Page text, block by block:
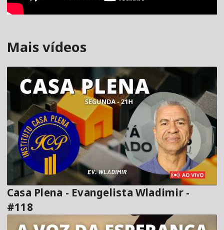
Mais vídeos
Casa Plena - Evangelista Wladimir -
#118